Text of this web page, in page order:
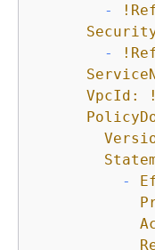
-
-
VpcId:
-